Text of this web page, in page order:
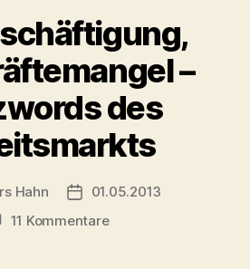
–
des
Hahn Beitragsdatum
01.05.2013
11 Kommentarezu